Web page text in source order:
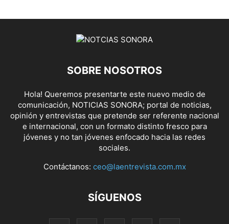
SOBRE NOSOTROS
Hola! Queremos presentarte este nuevo medio de
comunicación, NOTICIAS SONORA; portal de noticias,
opinión y entrevistas que pretende ser referente nacional
e internacional, con un formato distinto fresco para
jóvenes y no tan jóvenes enfocado hacia las redes
sociales.
Contáctanos: ceo@laentrevista.com.mx
SÍGUENOS